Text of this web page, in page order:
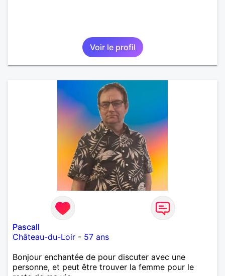
Voir le profil
Pascall
Château-du-Loir - 57 ans
Bonjour enchantée de pour discuter avec une
personne, et peut être trouver la femme pour le